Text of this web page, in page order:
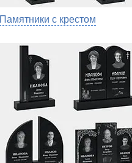
Памятники с крестом